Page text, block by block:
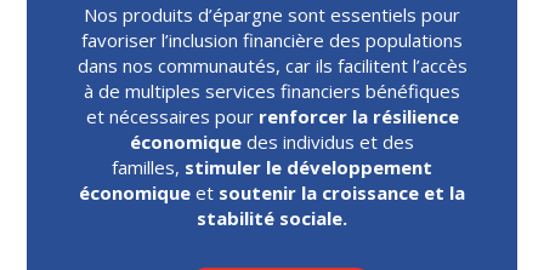
Nos produits d’épargne sont essentiels pour
favoriser l’inclusion financière des populations
dans nos communautés, car ils facilitent l’accès
à de multiples services financiers bénéfiques
et nécessaires pour renforcer la résilience
économique des individus et des
familles, stimuler le développement
économique et soutenir la croissance et la
stabilité sociale.